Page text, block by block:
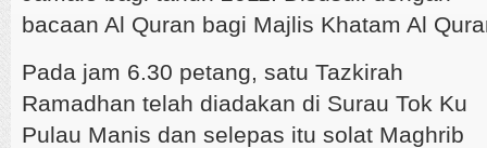
bacaan Al Quran bagi Majlis Khatam Al
Pada jam 6.30 petang, satu Tazkirah
Ramadhan telah diadakan di Surau Tok Ku
Pulau Manis dan selepas itu solat Maghrib